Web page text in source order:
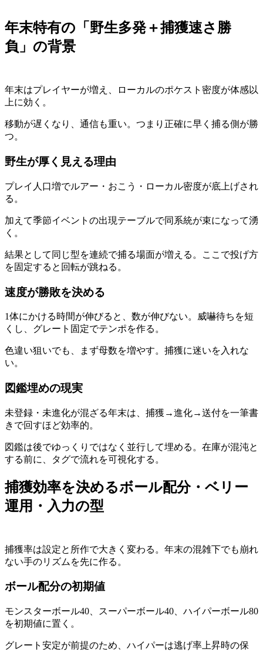
年末特有の「野生多発＋捕獲速さ勝
負」の背景
年末はプレイヤーが増え、ローカルのポケスト密度が体感以
上に効く。
移動が遅くなり、通信も重い。つまり正確に早く捕る側が勝
つ。
野生が厚く見える理由
プレイ人口増でルアー・おこう・ローカル密度が底上げされ
る。
加えて季節イベントの出現テーブルで同系統が束になって湧
く。
結果として同じ型を連続で捕る場面が増える。ここで投げ方
を固定すると回転が跳ねる。
速度が勝敗を決める
1体にかける時間が伸びると、数が伸びない。威嚇待ちを短
くし、グレート固定でテンポを作る。
色違い狙いでも、まず母数を増やす。捕獲に迷いを入れな
い。
図鑑埋めの現実
未登録・未進化が混ざる年末は、捕獲→進化→送付を一筆書
きで回すほど効率的。
図鑑は後でゆっくりではなく並行して埋める。在庫が混沌と
する前に、タグで流れを可視化する。
捕獲効率を決めるボール配分・ベリー
運用・入力の型
捕獲率は設定と所作で大きく変わる。年末の混雑下でも崩れ
ない手のリズムを先に作る。
ボール配分の初期値
モンスターボール40、スーパーボール40、ハイパーボール80
を初期値に置く。
グレート安定が前提のため、ハイパーは逃げ率上昇時の保